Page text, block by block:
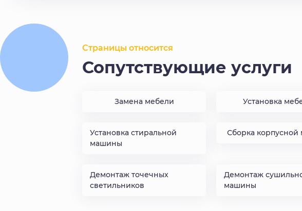
Страницы относится
Сопутствующие услуги
Замена мебели Установка
Установка стиральной
машины
Сборка корпусной
Демонтаж точечных
светильников
Демонтаж
машины